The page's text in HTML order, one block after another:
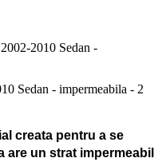
Sedan - impermeabila - 2
creata pentru a se
are un strat impermeabil